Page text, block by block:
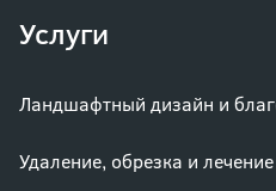
Услуги
Ландшафтный дизайн и
Удаление, обрезка и